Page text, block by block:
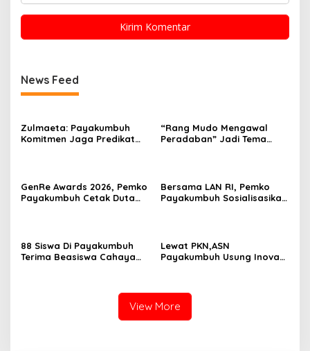
News Feed
Zulmaeta: Payakumbuh
Komitmen Jaga Predikat
“Rang Mudo Mengawal
Peradaban” Jadi Tema
GenRe Awards 2026, Pemko
Payakumbuh Cetak Duta
Bersama LAN RI, Pemko
Payakumbuh Sosialisasikan
88 Siswa Di Payakumbuh
Terima Beasiswa Cahaya
Lewat PKN,ASN
Payakumbuh Usung Inovasi
View More